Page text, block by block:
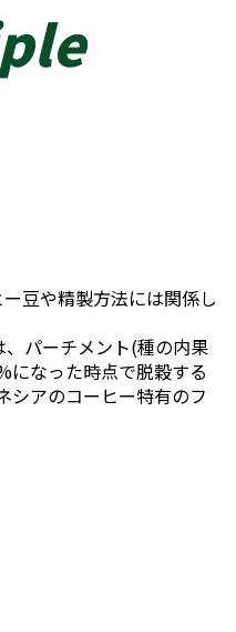
豆や精製方法には関係し
パーチメント(種の内果
になった時点で脱穀する
シアのコーヒー特有のフ